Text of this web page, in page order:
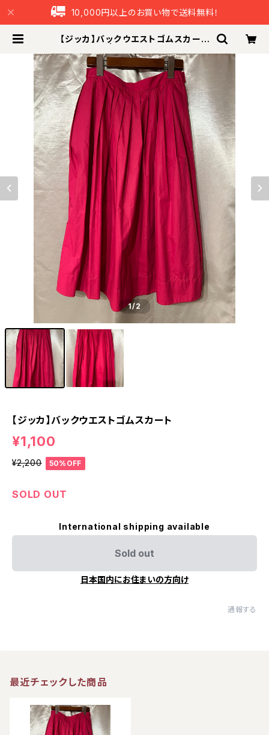
10,000円以上のお買い物で送料無料！
【ジッカ】バックウエストゴムスカート
1/2
【ジッカ】バックウエストゴムスカート
¥1,100
¥2,200 50%OFF
SOLD OUT
International shipping available
Sold out
日本国内にお住まいの方向け
通報する
最近チェックした商品